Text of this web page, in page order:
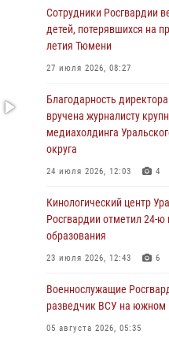
охраны Росгвардии (видео)
07 августа 2026, 11:48
Тюмени
07 августа 2026, 10:57
Память военнослужащих,
годы при исполнении
Уральского округа
06 августа 2026, 12:38
Росгвардейцы в
напоминают о мерах
06 августа 2026, 12:33
Сотрудники Росгвардии
детей, потерявшихся на
летия Тюмени
27 июля 2026, 08:27
Благодарность
вручена журналисту
медиахолдинга
округа
24 июля 2026, 12:03 4
Кинологический центр
Росгвардии отметил 24-ю
образования
23 июля 2026, 12:43 6
Военнослужащие
разведчик ВСУ на южном
05 августа 2026, 05:35